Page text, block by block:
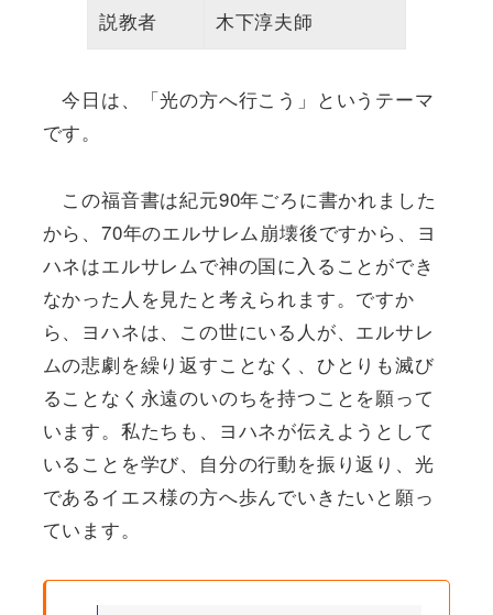
説教者 木下淳夫師
今日は、「光の方へ行こう」というテーマ
です。
この福音書は紀元90年ごろに書かれました
から、70年のエルサレム崩壊後ですから、ヨ
ハネはエルサレムで神の国に入ることができ
なかった人を見たと考えられます。ですか
ら、ヨハネは、この世にいる人が、エルサレ
ムの悲劇を繰り返すことなく、ひとりも滅び
ることなく永遠のいのちを持つことを願って
います。私たちも、ヨハネが伝えようとして
いることを学び、自分の行動を振り返り、光
であるイエス様の方へ歩んでいきたいと願っ
ています。